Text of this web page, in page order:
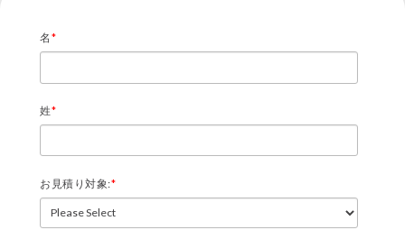
名 *
姓*
お見積り対象:*